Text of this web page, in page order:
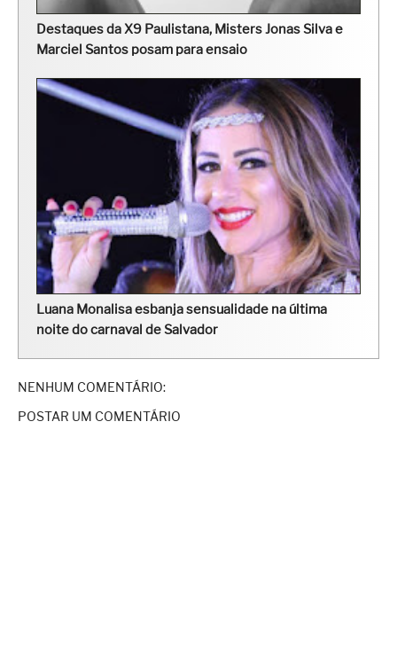
Destaques da X9 Paulistana, Misters Jonas Silva e
Marciel Santos posam para ensaio
Luana Monalisa esbanja sensualidade na última
noite do carnaval de Salvador
NENHUM COMENTÁRIO:
POSTAR UM COMENTÁRIO